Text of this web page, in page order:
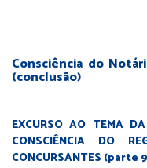
Consciência do
(conclusão)
EXCURSO AO TEMA
CONSCIÊNCIA DO
CONCURSANTES (parte